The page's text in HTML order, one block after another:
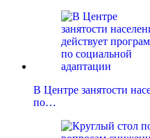
В Центре занятости
по…